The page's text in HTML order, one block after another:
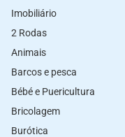
Imobiliário
2 Rodas
Animais
Barcos e pesca
Bébé e Puericultura
Bricolagem
Burótica